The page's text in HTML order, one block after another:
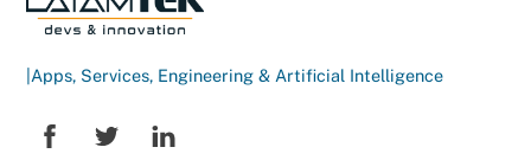
|Apps, Services, Engineering & Artificial Intelligence